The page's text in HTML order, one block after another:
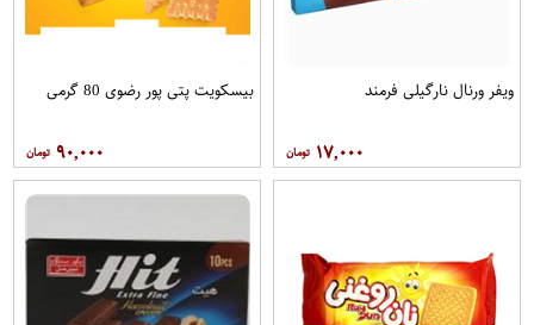
ویفر ورنال نارگیلی فرمند
۱۷,۰۰۰
بیسکویت پتی پور رضوی 80 گرمی
۹۰,۰۰۰